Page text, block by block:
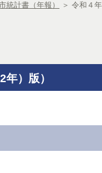
統計書（年報） ＞ 令和４年
）版）